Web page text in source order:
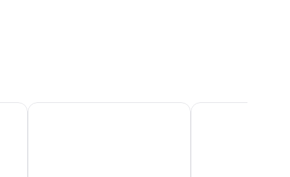
LA MAISON DES CHATS strategically located for visiting the
Ferienwohnung Cima